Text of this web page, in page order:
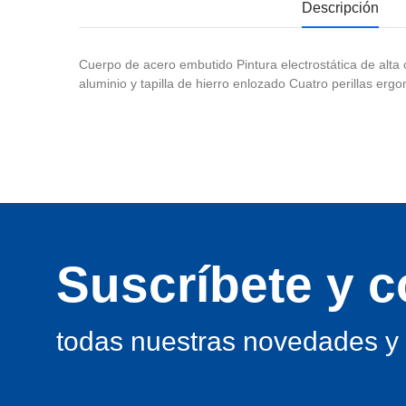
Descripción
Cuerpo de acero embutido Pintura electrostática de
aluminio y tapilla de hierro enlozado Cuatro perillas
Suscríbete y
todas nuestras novedades